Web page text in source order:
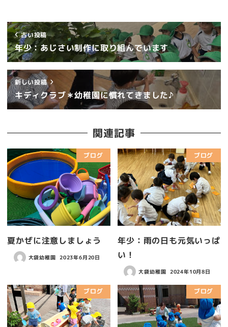
古い投稿
年少：あじさい制作に取り組んでいます
新しい投稿
キディクラブ＊幼稚園に慣れてきました♪
関連記事
ブログ
夏かぜに注意しましょう
大袋幼稚園 2023年6月20日
ブログ
年少：雨の日も元気いっぱ
い！
大袋幼稚園 2024年10月8日
ブログ ブログ